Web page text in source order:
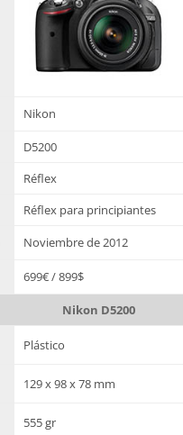
Nikon
D5200
Réflex
Réflex para principiantes
Noviembre de 2012
699€ / 899$
Nikon D5200
Plástico
129 x 98 x 78 mm
555 gr